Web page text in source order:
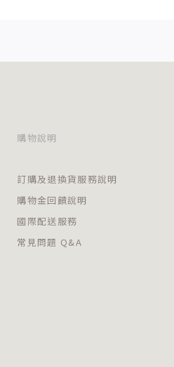
購物說明
訂購及退換貨服務說明
購物金回饋說明
國際配送服務
常見問題 Q&A